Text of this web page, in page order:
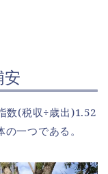
安
数(税収÷歳出)1.52
一つである。